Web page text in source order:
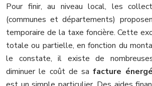
Pour finir, au niveau local, les
(communes et départements)
temporaire de la taxe foncière. Cette
totale ou partielle, en fonction du
le constate, il existe de
diminuer le coût de safacture